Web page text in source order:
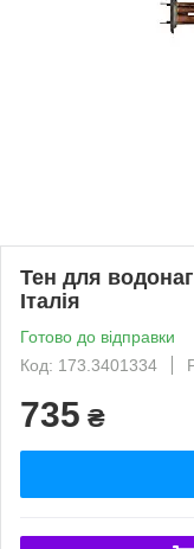
Тен для
Італія
Готово до відправки
Код: 173.3401334
735 ₴